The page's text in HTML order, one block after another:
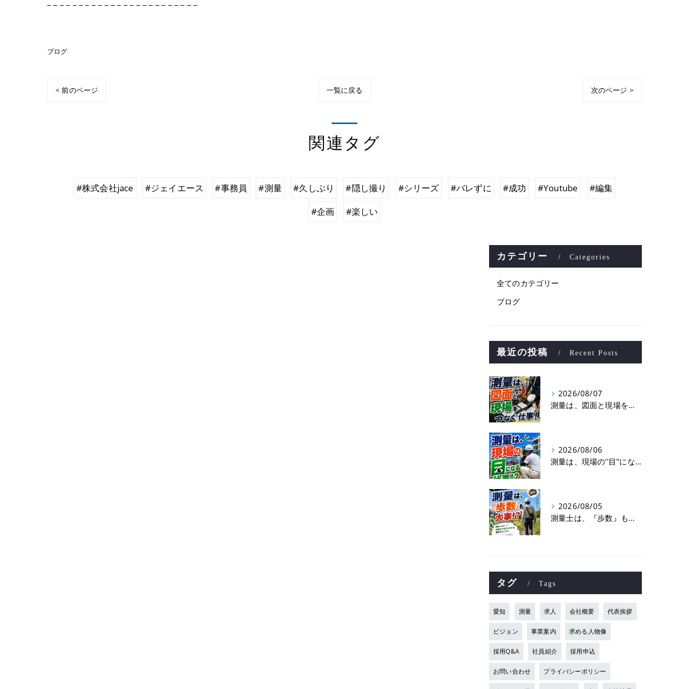
ブログ
< 前のページ 一覧に戻る 次のページ >
関連タグ
#株式会社jace #ジェイエース #事務員 #測量 #久しぶり #隠し撮り #シリーズ #バレずに #成功 #Youtube
#編集
#企画
#楽しい
カテゴリー Categories
全てのカテゴリー
ブログ
最近の投稿 Recent Posts
2026/08/07
測量は、図面と現場をつなぐ仕事！
2026/08/06
測量は、現場の''目''になる仕事！？
2026/08/05
測量士は、『歩数』も大事！？
タグ Tags
愛知 測量 求人 会社概要 代表挨拶
ビジョン 事業案内 求める人物像
採用Q&A 社員紹介 採用申込
お問い合わせ プライバシーポリシー